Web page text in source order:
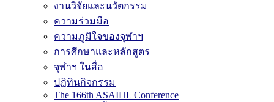
งานวิจัยและนวัตกรรม
ความร่วมมือ
ความภูมิใจของจุฬาฯ
การศึกษาและหลักสูตร
จุฬาฯ ในสื่อ
ปฏิทินกิจกรรม
The 166th ASAIHL Conference